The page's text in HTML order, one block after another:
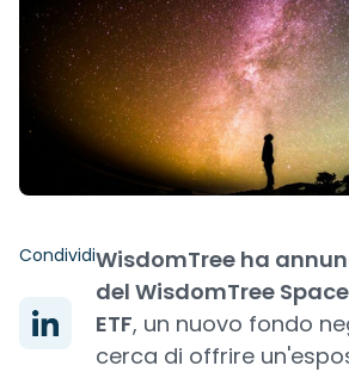
CondividiWisdomTree ha
del WisdomTree
ETF, un nuovo fondo
cerca di offrire